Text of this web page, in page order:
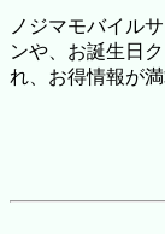
ノジマモバイル
ンや、お誕生日
れ、お得情報が満